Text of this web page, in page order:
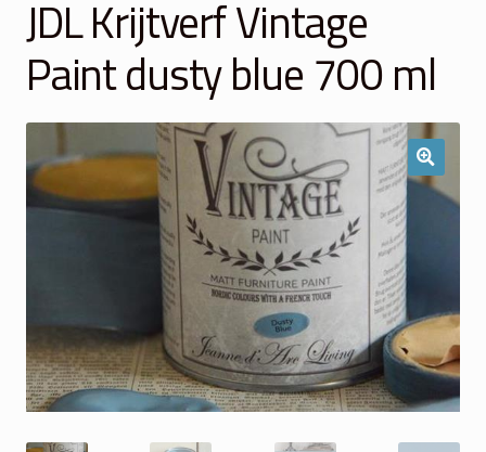
Winkelmand
Over Ons
Veelgestelde vragen
Contact
JDL Krijtverf Vintage
Paint dusty blue 700 ml